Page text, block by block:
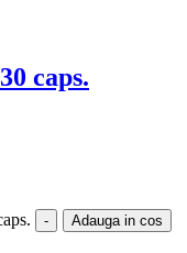
caps.
- Adauga in cos